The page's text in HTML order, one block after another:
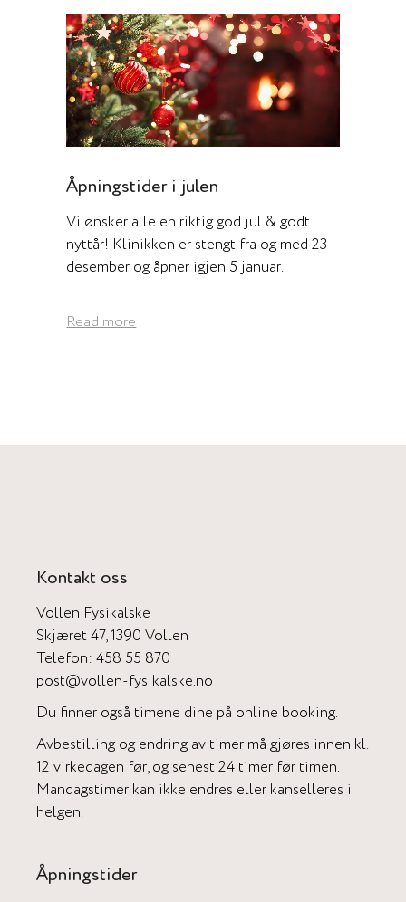
Åpningstider i julen
Vi ønsker alle en riktig god jul & godt
nyttår! Klinikken er stengt fra og med 23
desember og åpner igjen 5 januar.
Read more
Kontakt oss
Vollen Fysikalske
Skjæret 47, 1390 Vollen
Telefon:458 55 870
post@vollen-fysikalske.no
Du finner også timene dine på online booking.
Avbestilling og endring av timer må gjøres innen kl.
12 virkedagen før, og senest 24 timer før timen.
Mandagstimer kan ikke endres eller kanselleres i
helgen.
Åpningstider